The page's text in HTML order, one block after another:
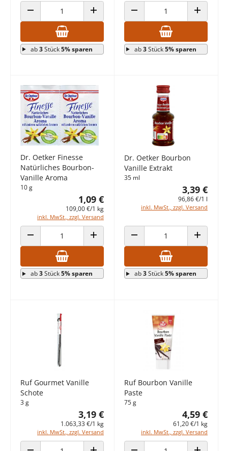
ANZAHL VERRINGERN ANZAHL ERHÖHEN
ab3Stück5% sparen
ANZAHL VERRINGERN ANZAHL
ab3Stück5% sparen
Dr. Oetker Finesse
Natürliches Bourbon-
Vanille Aroma
10 g
1,09 €
109,00 €/1 kg
inkl. MwSt., zzgl. Versand
ANZAHL VERRINGERN ANZAHL ERHÖHEN
ab3Stück5% sparen
Dr. Oetker Bourbon
Vanille Extrakt
35 ml
3,39 €
96,86 €/1 l
inkl. MwSt., zzgl. Versand
ANZAHL VERRINGERN ANZAHL
ab3Stück5% sparen
Ruf Gourmet Vanille
Schote
3 g
3,19 €
1.063,33 €/1 kg
inkl. MwSt., zzgl. Versand
Ruf Bourbon Vanille
Paste
75 g
4,59 €
61,20 €/1 kg
inkl. MwSt., zzgl. Versand